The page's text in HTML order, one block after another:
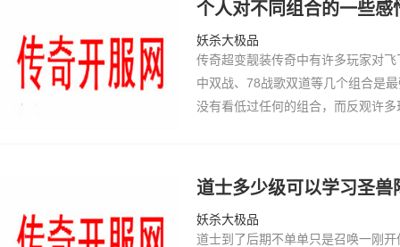
个人对不同组合的一些感
妖杀大极品
传奇超变靓装传奇中有许多玩家对
中双战、78战歌双道等几个组合是
没有看低过任何的组合，而反观许
道士多少级可以学习圣兽
妖杀大极品
道士到了后期不单单只是召唤一刚